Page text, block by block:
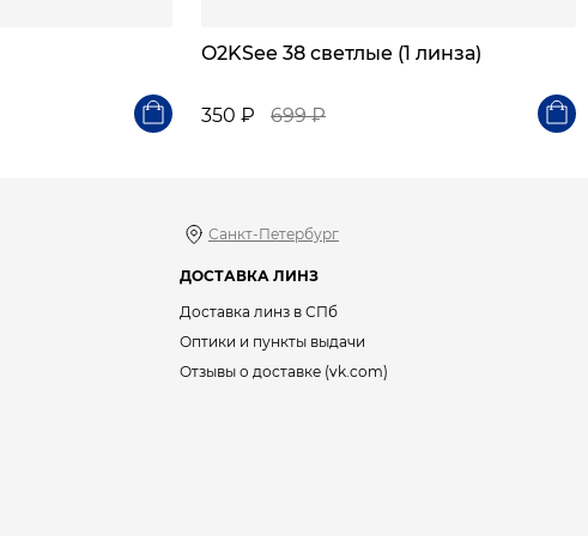
O2KSee 38 светлые (1 линза)
350 ₽ 699 ₽
Санкт-Петербург
ДОСТАВКА ЛИНЗ
Доставка линз в СПб
Оптики и пункты выдачи
Отзывы о доставке (vk.com)